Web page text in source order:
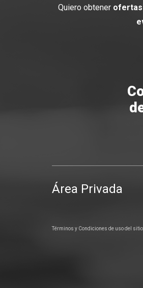
Quiero obtener
Área Privada
Términos y Condiciones de uso del sitio